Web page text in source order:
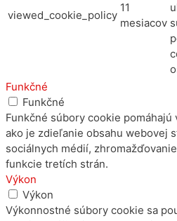
viewed_cookie_policy
11
mesiacov
Funkčné
Funkčné
Funkčné súbory cookie
ako je zdieľanie obsahu webovej
sociálnych médií,
funkcie tretích strán.
Výkon
Výkon
Výkonnostné súbory cookie sa